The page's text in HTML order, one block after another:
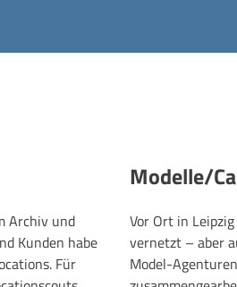
Archiv und
Kunden habe
Für
Modelle/
Vor Ort in
vernetzt – aber
Model-